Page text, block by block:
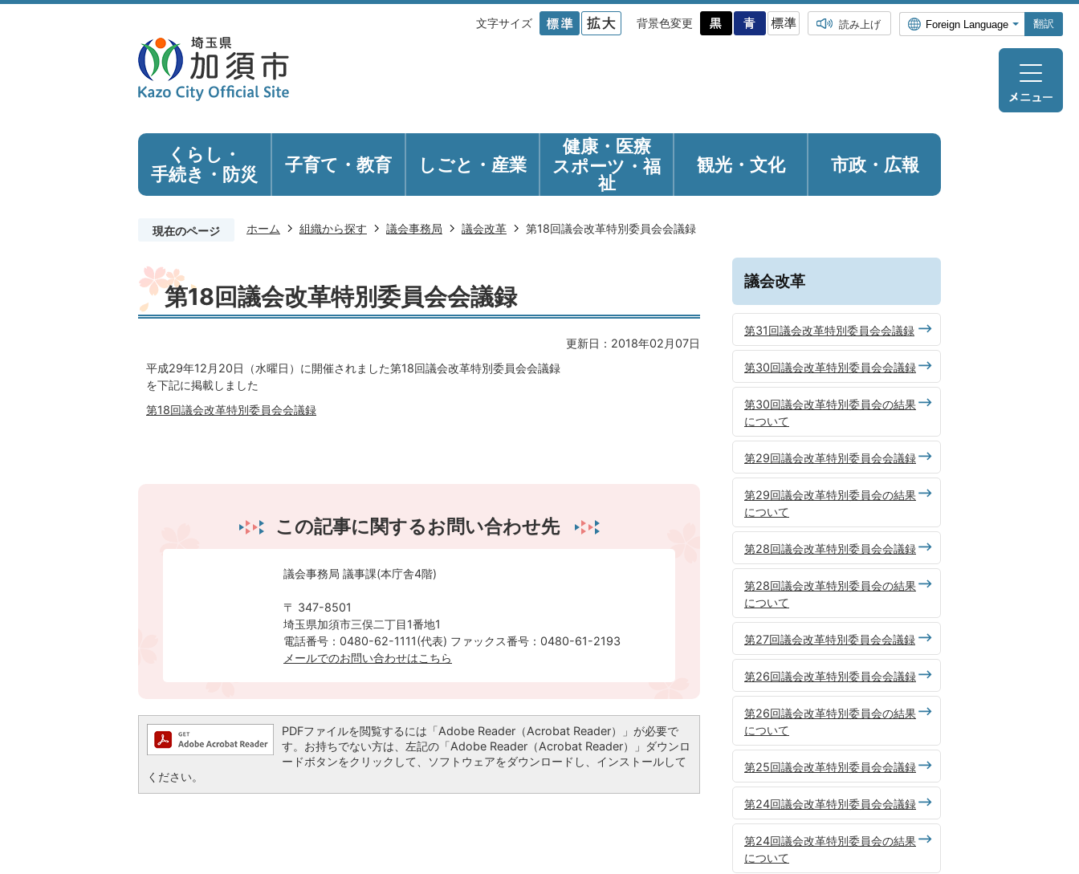
文字サイズ 背景色変更 読み上げ 翻訳
くらし・
手続き ・防災 子育て・教育 しごと・産業
健康・医療
スポーツ・福
祉
観光・ 文化 市政・広報
現在のページ ホーム 組織から探す 議会事務局 議会改革 第18回議会改革特別委員会会議録
第18回議会改革特別委員会会議録
更新日：2018年02月07日
平成29年12月20日（水曜日）に開催されました第18回議会改革特別委員会会議録
を下記に掲載しました
第18回議会改革特別委員会会議録
この記事に関するお問い合わせ先
議会事務局 議事課(本庁舎4階)
〒 347-8501
埼玉県加須市三俣二丁目1番地1
電話番号：0480-62-1111(代表) ファックス番号：0480-61-2193
メールでのお問い合わせはこちら
PDFファイルを閲覧するには「Adobe Reader（Acrobat Reader）」が必要で
す。お持ちでない方は、左記の「Adobe Reader（Acrobat Reader）」ダウンロ
ードボタンをクリックして、ソフトウェアをダウンロードし、インストールして
ください。
議会改革
第31回議会改革特別委員会会議録
第30回議会改革特別委員会会議録
第30回議会改革特別委員会の結果
について
第29回議会改革特別委員会会議録
第29回議会改革特別委員会の結果
について
第28回議会改革特別委員会会議録
第28回議会改革特別委員会の結果
について
第27回議会改革特別委員会会議録
第26回議会改革特別委員会会議録
第26回議会改革特別委員会の結果
について
第25回議会改革特別委員会会議録
第24回議会改革特別委員会会議録
第24回議会改革特別委員会の結果
について